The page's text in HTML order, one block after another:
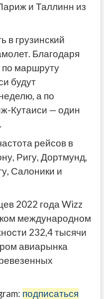
и Таллинн из
в грузинский
Благодаря
по маршруту
будут
а по
Кутаиси — один
рейсов в
Ригу, Дортмунд,
Салоники и
2022 года Wizz
международном
232,4 тысячи
авиарынка
подписаться